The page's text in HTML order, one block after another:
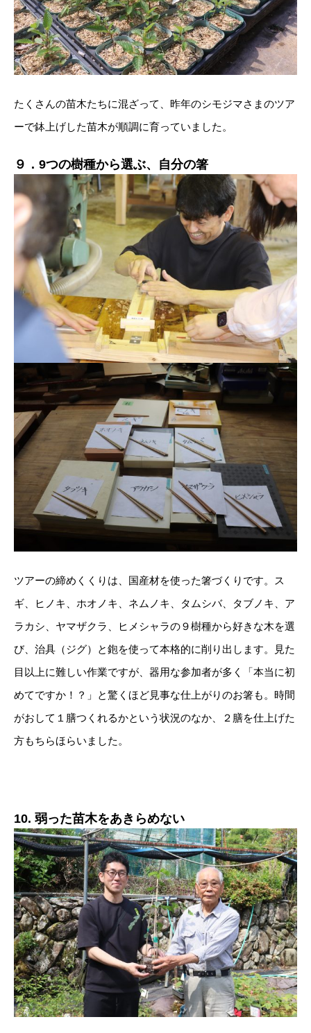
たくさんの苗木たちに混ざって、昨年のシモジマさまのツア
ーで鉢上げした苗木が順調に育っていました。
９． 9つの樹種から選ぶ、自分の箸
ツアーの締めくくりは、国産材を使った箸づくりです。ス
ギ、ヒノキ、ホオノキ、ネムノキ、タムシバ、タブノキ、ア
ラカシ、ヤマザクラ、ヒメシャラの９樹種から好きな木を選
び、治具（ジグ）と鉋を使って本格的に削り出します。見た
目以上に難しい作業ですが、器用な参加者が多く「本当に初
めてですか！？」と驚くほど見事な仕上がりのお箸も。時間
がおして１膳つくれるかという状況のなか、２膳を仕上げた
方もちらほらいました。
10. 弱った苗木をあきらめない